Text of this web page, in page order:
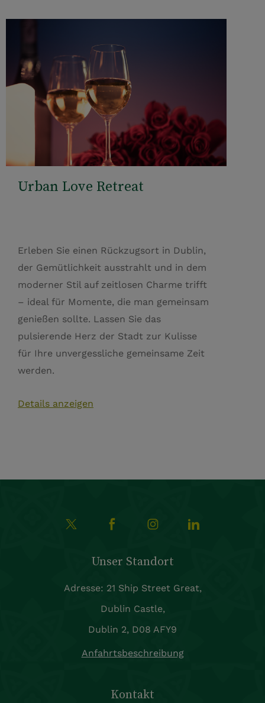
Urban Love Retreat
Erleben Sie einen Rückzugsort in Dublin,
der Gemütlichkeit ausstrahlt und in dem
moderner Stil auf zeitlosen Charme trifft
– ideal für Momente, die man gemeinsam
genießen sollte. Lassen Sie das
pulsierende Herz der Stadt zur Kulisse
für Ihre unvergessliche gemeinsame Zeit
werden.
Details anzeigen
Unser Standort
Adresse: 21 Ship Street Great,
Dublin Castle,
Dublin 2, D08 AFY9
Anfahrtsbeschreibung
Kontakt